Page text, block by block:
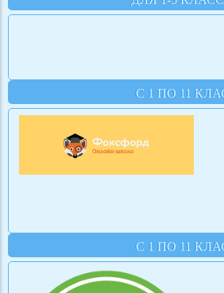
С 1 ПО 11
С 1 ПО 11